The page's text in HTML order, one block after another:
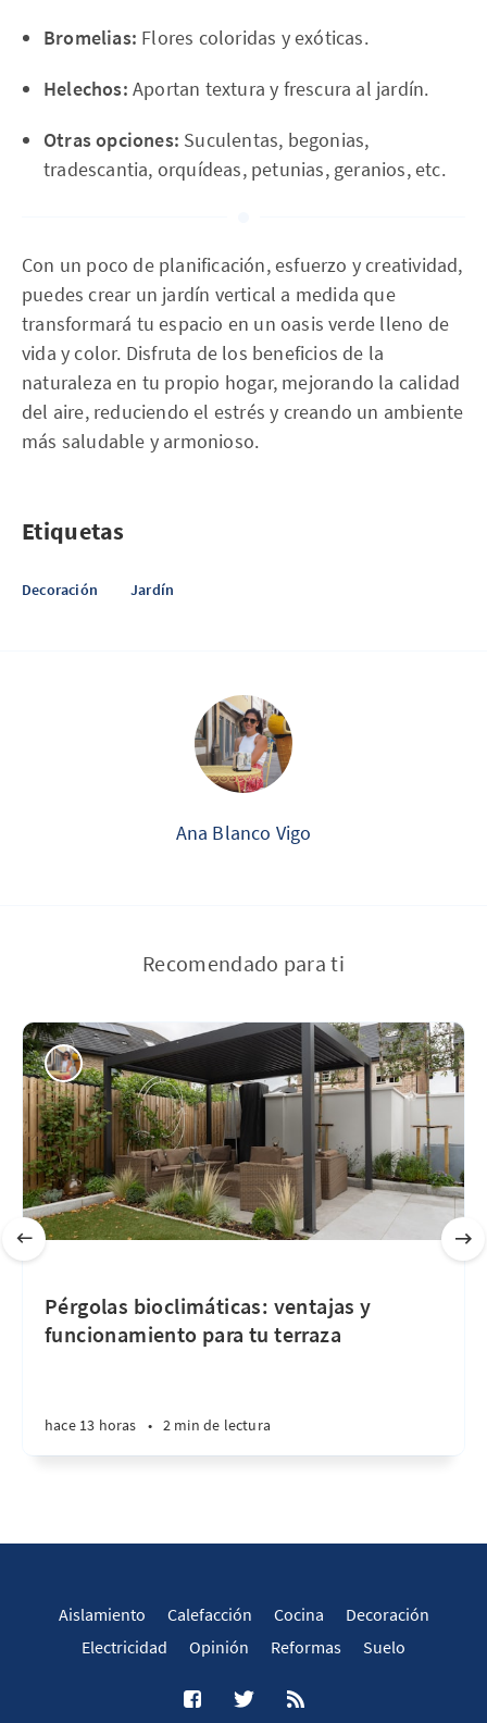
Bromelias: Flores coloridas y exóticas.
Helechos: Aportan textura y frescura al jardín.
Otras opciones: Suculentas, begonias,
tradescantia, orquídeas, petunias, geranios, etc.
Con un poco de planificación, esfuerzo y creatividad,
puedes crear un jardín vertical a medida que
transformará tu espacio en un oasis verde lleno de
vida y color. Disfruta de los beneficios de la
naturaleza en tu propio hogar, mejorando la calidad
del aire, reduciendo el estrés y creando un ambiente
más saludable y armonioso.
Etiquetas
Decoración Jardín
Ana Blanco Vigo
Recomendado para ti
Pérgolas bioclimáticas: ventajas y
funcionamiento para tu terraza
hace 13 horas • 2 min de lectura
Aislamiento Calefacción Cocina
Decoración
Electricidad
Opinión Reformas Suelo